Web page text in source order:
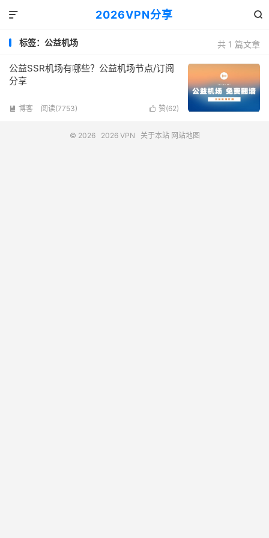
2026VPN分享 

共 1 篇文章
标签：公益机场
公益SSR机场有哪些？公益机场节点/订阅
分享
 赞(62)
 博客 阅读(7753)
© 2026 2026 VPN 关于本站 网站地图